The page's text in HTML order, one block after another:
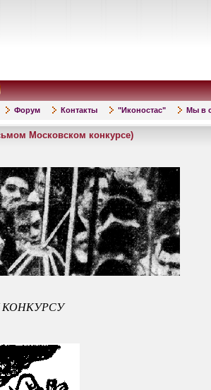
Форум Контакты "Иконостас" Мы в
Московском конкурсе)